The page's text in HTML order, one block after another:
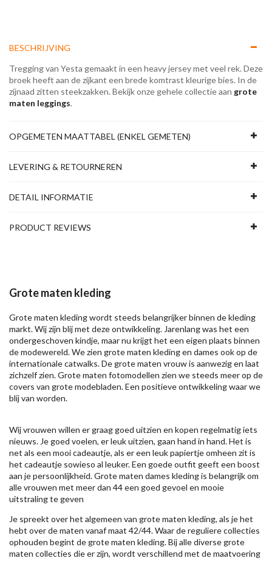
BESCHRIJVING
Tregging van Yesta gemaakt in een heavy jersey met veel rek. Deze
broek heeft aan de zijkant een brede komtrast kleurige bies. In de
zijnaad zitten steekzakken. Bekijk onze gehele collectie aan grote
maten leggings.
OPGEMETEN MAATTABEL (ENKEL GEMETEN)
LEVERING & RETOURNEREN
DETAIL INFORMATIE
PRODUCT REVIEWS
Grote maten kleding
Grote maten kleding wordt steeds belangrijker binnen de kleding
markt. Wij zijn blij met deze ontwikkeling. Jarenlang was het een
ondergeschoven kindje, maar nu krijgt het een eigen plaats binnen
de modewereld. We zien grote maten kleding en dames ook op de
internationale catwalks. De grote maten vrouw is aanwezig en laat
zichzelf zien. Grote maten fotomodellen zien we steeds meer op de
covers van grote modebladen. Een positieve ontwikkeling waar we
blij van worden.
Wij vrouwen willen er graag goed uitzien en kopen regelmatig iets
nieuws. Je goed voelen, er leuk uitzien, gaan hand in hand. Het is
net als een mooi cadeautje, als er een leuk papiertje omheen zit is
het cadeautje sowieso al leuker. Een goede outfit geeft een boost
aan je persoonlijkheid. Grote maten dames kleding is belangrijk om
alle vrouwen met meer dan 44 een goed gevoel en mooie
uitstraling te geven
Je spreekt over het algemeen van grote maten kleding, als je het
hebt over de maten vanaf maat 42/44. Waar de reguliere collecties
ophouden begint de grote maten kleding. Bij alle diverse grote
maten collecties die er zijn, wordt verschillend met de maatvoering